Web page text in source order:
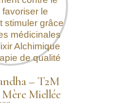
– T2M
Miellée